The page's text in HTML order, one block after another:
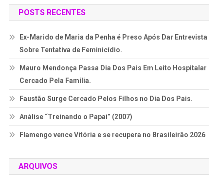
POSTS RECENTES
Ex-Marido de Maria da Penha é Preso Após Dar Entrevista
Sobre Tentativa de Feminicídio.
Mauro Mendonça Passa Dia Dos Pais Em Leito Hospitalar
Cercado Pela Família.
Faustão Surge Cercado Pelos Filhos no Dia Dos Pais.
Análise “Treinando o Papai” (2007)
Flamengo vence Vitória e se recupera no Brasileirão 2026
ARQUIVOS